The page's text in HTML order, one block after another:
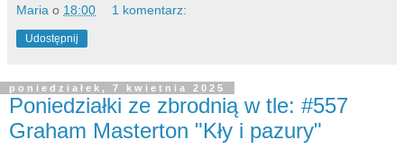
Maria o 18:00 1 komentarz:
Udostępnij
poniedziałek, 7 kwietnia 2025
Poniedziałki ze zbrodnią w tle: #557
Graham Masterton "Kły i pazury"